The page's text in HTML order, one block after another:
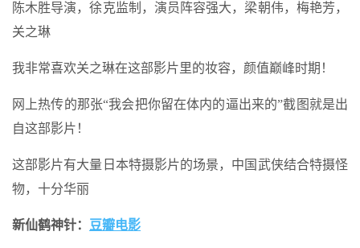
陈木胜导演，徐克监制，演员阵容强大，梁朝伟，梅艳芳，
关之琳
我非常喜欢关之琳在这部影片里的妆容，颜值巅峰时期！
网上热传的那张“我会把你留在体内的逼出来的”截图就是出
自这部影片！
这部影片有大量日本特摄影片的场景，中国武侠结合特摄怪
物，十分华丽
新仙鹤神针： 豆瓣电影